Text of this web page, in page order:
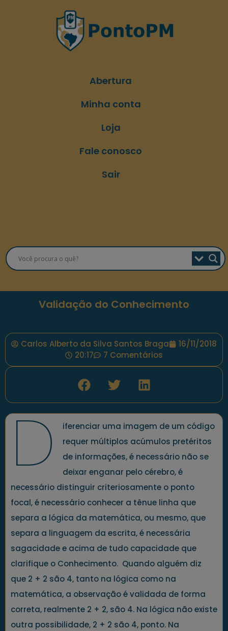
Abertura
Minha conta
Loja
Fale conosco
Sair
Validação do Conhecimento
Carlos Alberto da Silva Santos Braga
16/11/2018
20:17
7 Comentários
D
iferenciar uma imagem de um código
requer múltiplos acúmulos pretéritos
de informações, é necessário não se
deixar enganar pelo cérebro, é
necessário distinguir criteriosamente o ponto
focal, é necessário conhecer a tênue linha que
separa a lógica da matemática, ou mesmo, que
separa a linguagem da escrita, é necessária
sagacidade e acima de tudo capacidade que
clarifique o Conhecimento. Quando alguém diz
que 2 + 2 são 4, tanto na lógica como na
matemática, a observação é validada de forma
correta, realmente 2 + 2, são 4. Na lógica não existe
outra possibilidade, 2 + 2 são 4, ponto. Na